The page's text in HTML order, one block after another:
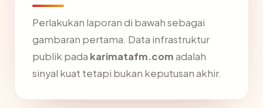
Perlakukan laporan di bawah sebagai
gambaran pertama. Data infrastruktur
publik pada karimatafm.comadalah
sinyal kuat tetapi bukan keputusan akhir.